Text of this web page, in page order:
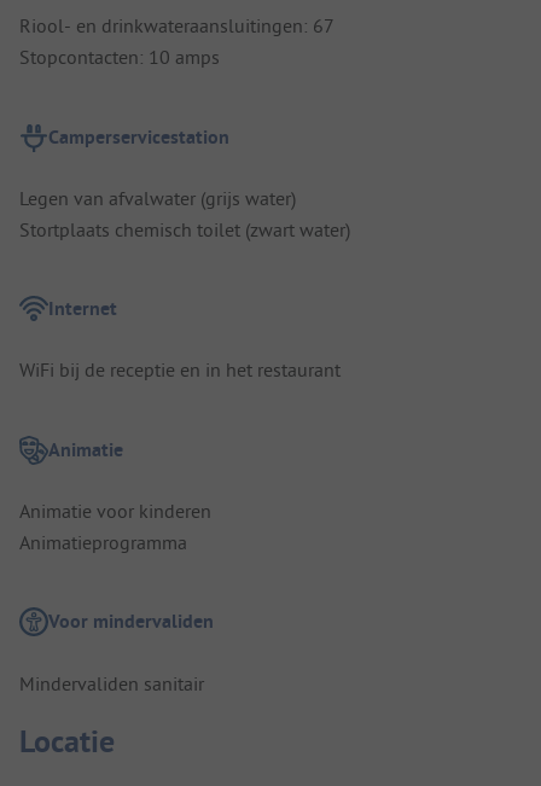
Riool- en drinkwateraansluitingen: 67
Stopcontacten: 10 amps
Camperservicestation
Legen van afvalwater (grijs water)
Stortplaats chemisch toilet (zwart water)
Internet
WiFi bij de receptie en in het restaurant
Animatie
Animatie voor kinderen
Animatieprogramma
Voor mindervaliden
Mindervaliden sanitair
Locatie